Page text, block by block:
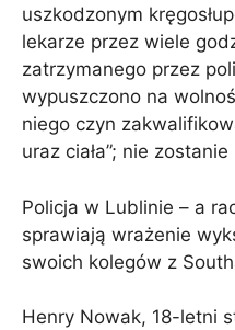
uszkodzonym
lekarze przez wiele
zatrzymanego przez
wypuszczono na
niego czyn
uraz ciała”; nie
Policja w Lublinie – a
sprawiają wrażenie
swoich kolegów z
Henry Nowak, 18-letni